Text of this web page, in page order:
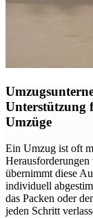
Unterstützung
Umzüge
Ein Umzug ist oft
übernimmt diese
individuell
das Packen oder
jeden Schritt